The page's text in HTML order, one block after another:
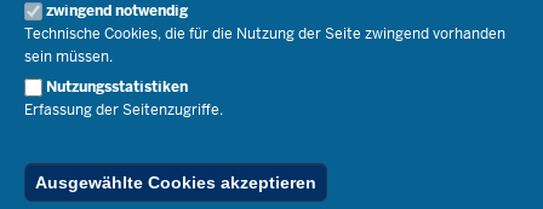
zwingend notwendig
Technische Cookies, die für die Nutzung der Seite zwingend vorhanden
sein müssen.
Nutzungsstatistiken
Erfassung der Seitenzugriffe.
Ausgewählte Cookies akzeptieren
Open Government
Bibliothek
Veranstaltungen
Geschäftsbereich
Pressefotos
Social Media
Pressekontakt
Schule(n) suchen
Kontakt
Der Weg zu uns
Publikationen
© 2026 Bildungsportal NRW